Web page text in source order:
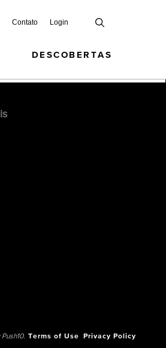
Contato Login
DESCOBERTAS
Terms of Use Privacy Policy